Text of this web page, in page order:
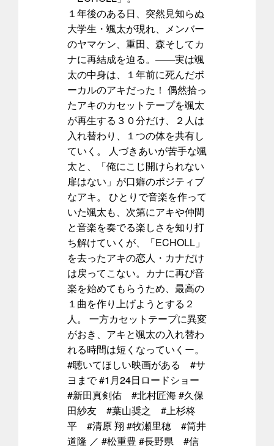
１年後のある日、突然見知らぬ
大学生・颯太が現れ、メンバー
のヤマケン、重田、森そしてカ
ナに再結成を迫る。――実は颯
太の中身は、１年前に死んだボ
ーカルのアキだった！ 偶然拾っ
たアキのカセットテープを颯太
が再生する３０分だけ、２人は
入れ替わり、１つの体を共有し
ていく。 人づきあいが苦手な颯
太と、「俺にこじ開けられない
扉はない」が口癖のポジティブ
なアキ。 ひとりで音楽を作って
いた颯太も、次第にアキや仲間
と音楽を奏でる楽しさを知り打
ち解けていくが、「ECHOLL」
を去ったアキの恋人・カナだけ
は戻ってこない。カナに再び音
楽を始めてもらうため、最高の
１曲を作り上げようとする２
人。 一方カセットテープに異変
がおき、アキと颯太の入れ替わ
れる時間は短くなっていくー。
#聴いてほしい映画がある #サ
ヨまで #1月24日ロードショー
#新田真剣佑 #北村匠海 #久保
田紗友 #葉山奨之 #上杉柊
平 #清原 翔 #牧瀬里穂 #筒井
道隆 ／ #松重豊 #長野県 #信